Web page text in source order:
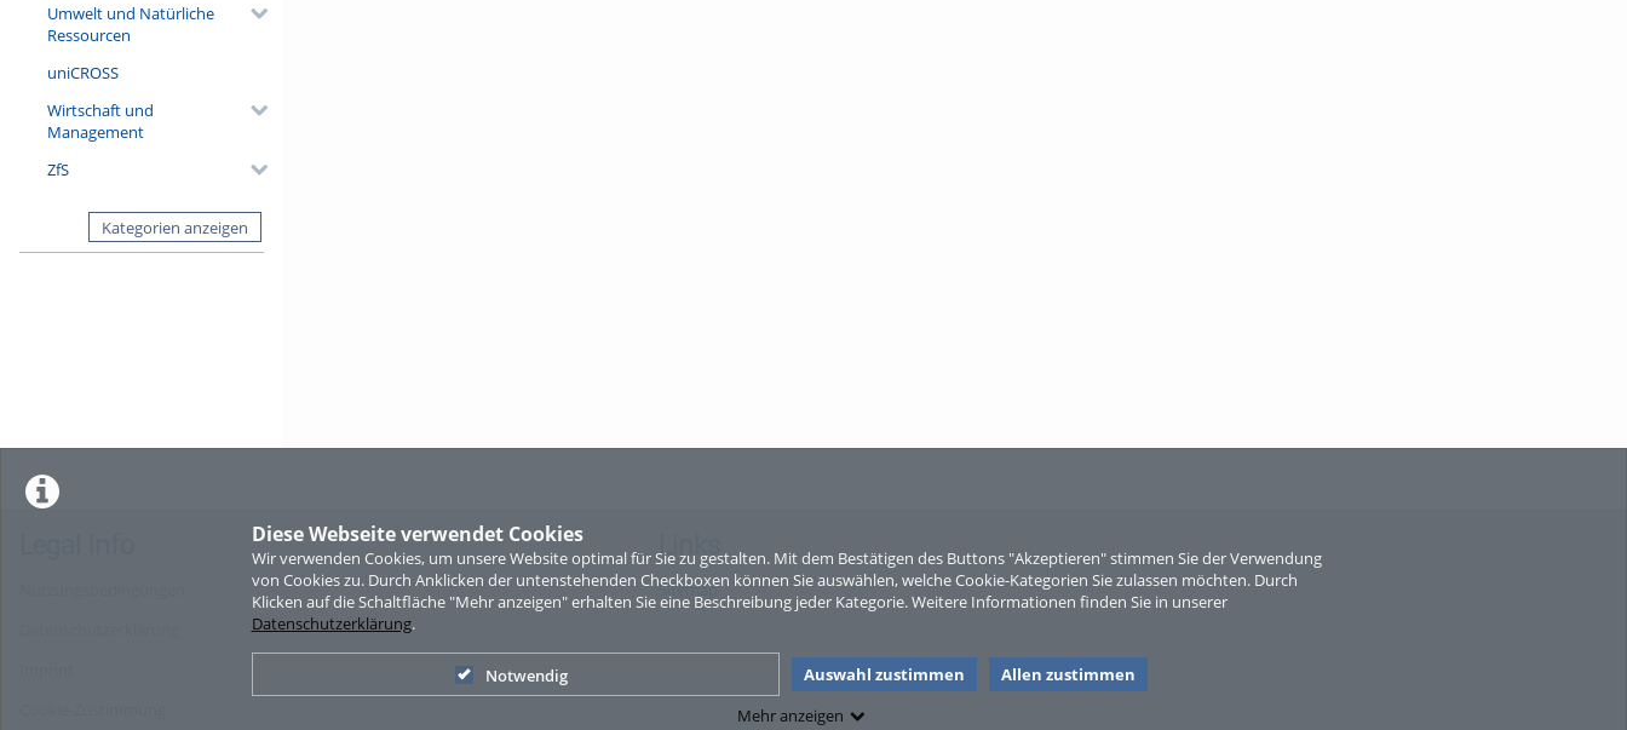
Diese Webseite verwendet Cookies
Wir verwenden Cookies, um unsere Website optimal für Sie zu gestalten. Mit dem Bestätigen des Buttons "Akzeptieren" stimmen Sie der Verwendung
von Cookies zu. Durch Anklicken der untenstehenden Checkboxen können Sie auswählen, welche Cookie-Kategorien Sie zulassen möchten. Durch
Klicken auf die Schaltfläche "Mehr anzeigen" erhalten Sie eine Beschreibung jeder Kategorie. Weitere Informationen finden Sie in unserer
Datenschutzerklärung.
Notwendig Auswahl zustimmen
Allen zustimmen
Mehr anzeigen
Umwelt und Natürliche
Ressourcen
uniCROSS
Wirtschaft und
Management
ZfS
Kategorien anzeigen
Sperber
Links
Sitemap